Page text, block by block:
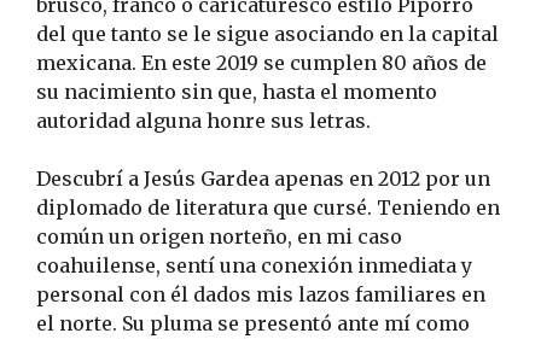
brusco, franco o caricaturesco estilo Piporro
del que tanto se le sigue asociando en la capital
mexicana. En este 2019 se cumplen 80 años de
su nacimiento sin que, hasta el momento
autoridad alguna honre sus letras.
Descubrí a Jesús Gardea apenas en 2012 por un
diplomado de literatura que cursé. Teniendo en
común un origen norteño, en mi caso
coahuilense, sentí una conexión inmediata y
personal con él dados mis lazos familiares en
el norte. Su pluma se presentó ante mí como